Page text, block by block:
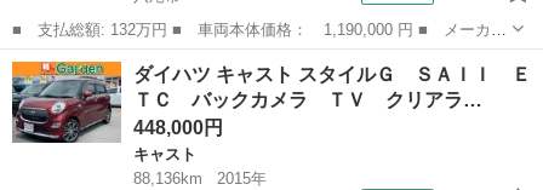
■ 支払総額: 132万円 ■ 車両本体価格： 1,190,000 円 ■ メーカー
名： ダイハツ ■ 車種名： キャスト ■ グレード名： スタイル
Ｇ プライムコレクション ＳＡＩＩＩ ８インチナビ フルセグ
ＣＤ ＤＶ...
大阪 八尾市 キャスト
ダイハツ キャスト スタイルＧ ＳＡＩＩ Ｅ
ＴＣ バックカメラ ＴＶ クリアラ…
448,000円
キャスト
88,136km
2015年